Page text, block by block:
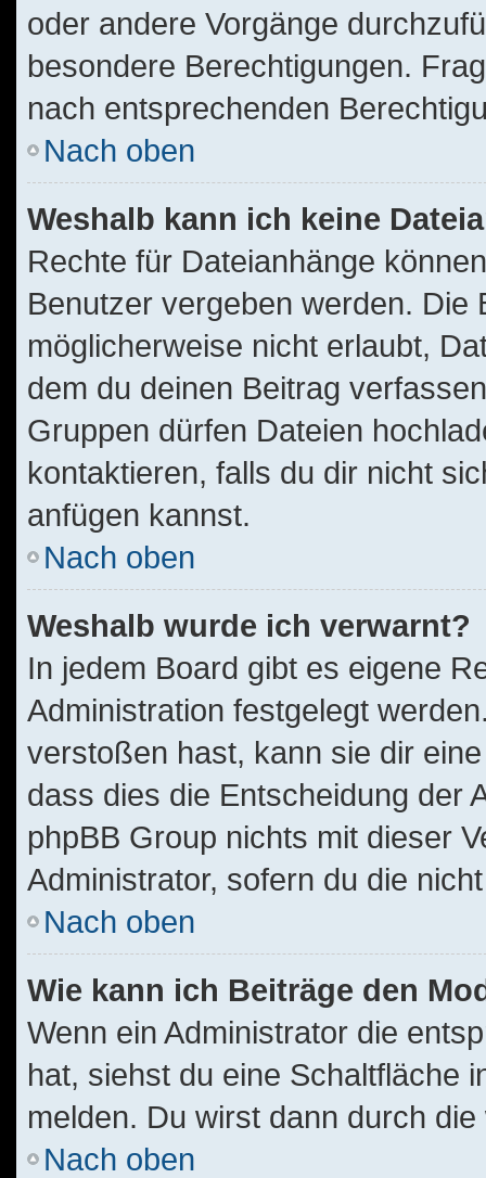
oder andere Vorgänge
besondere Berechtigungen.
nach entsprechenden
Nach oben
Weshalb kann ich keine
Rechte für Dateianhänge
Benutzer vergeben werden. Die
möglicherweise nicht erlaubt,
dem du deinen Beitrag
Gruppen dürfen Dateien
kontaktieren, falls du dir nicht
anfügen kannst.
Nach oben
Weshalb wurde ich verwarnt?
In jedem Board gibt es eigene
Administration festgelegt
verstoßen hast, kann sie dir
dass dies die Entscheidung der
phpBB Group nichts mit dieser
Administrator, sofern du die
Nach oben
Wie kann ich Beiträge den
Wenn ein Administrator die
hat, siehst du eine Schaltfläche
melden. Du wirst dann durch
Nach oben